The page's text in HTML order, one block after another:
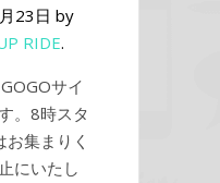
23日 by
RIDE.
サイ
。8時スタ
集まりく
にいたし